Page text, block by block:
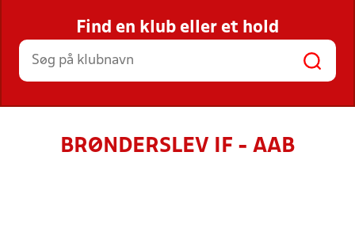
STILLINGER, RESULTATER, KLUBBER OG
HOLD
Find en klub eller et hold
BRØNDERSLEV IF - AAB